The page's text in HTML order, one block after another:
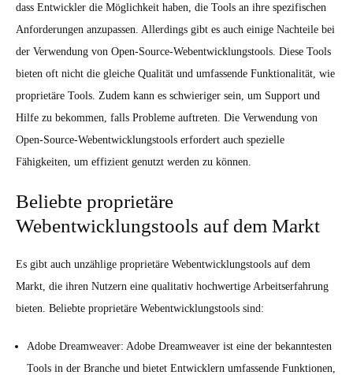
dass Entwickler die Möglichkeit haben, die Tools an ihre spezifischen
Anforderungen anzupassen. Allerdings gibt es auch einige Nachteile bei
der Verwendung von Open-Source-Webentwicklungstools. Diese Tools
bieten oft nicht die gleiche Qualität und umfassende Funktionalität, wie
proprietäre Tools. Zudem kann es schwieriger sein, um Support und
Hilfe zu bekommen, falls Probleme auftreten. Die Verwendung von
Open-Source-Webentwicklungstools erfordert auch spezielle
Fähigkeiten, um effizient genutzt werden zu können.
Beliebte proprietäre
Webentwicklungstools auf dem Markt
Es gibt auch unzählige proprietäre Webentwicklungstools auf dem
Markt, die ihren Nutzern eine qualitativ hochwertige Arbeitserfahrung
bieten. Beliebte proprietäre Webentwicklungstools sind:
Adobe Dreamweaver: Adobe Dreamweaver ist eine der bekanntesten
Tools in der Branche und bietet Entwicklern umfassende Funktionen,